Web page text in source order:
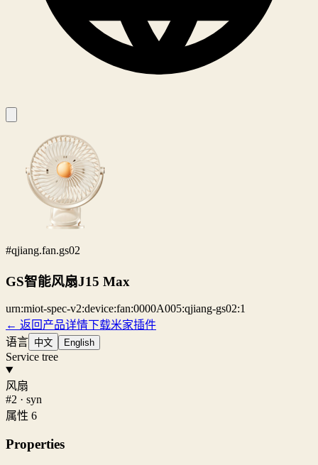
#qjiang.fan.gs02
GS智能风扇J15 Max
urn:miot-spec-v2:device:fan:0000A005:qjiang-gs02:1
← 返回产品详情下载米家插件
语言 中文 English
Service tree
风扇
#2 · syn
属性 6
Properties